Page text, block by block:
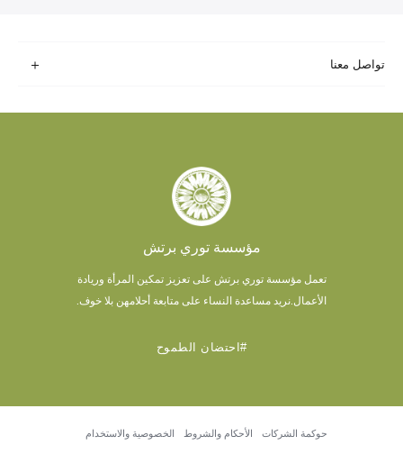
تواصل معنا
مؤسسة توري برتش
تعمل مؤسسة توري برتش على تعزيز تمكين المرأة وريادة
الأعمال. نريد مساعدة النساء على متابعة أحلامهن بلا خوف.
#احتضان الطموح
حوكمة الشركات الأحكام والشروط الخصوصية والاستخدام